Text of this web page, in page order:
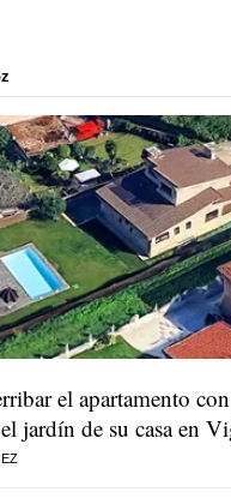
el apartamento
jardín de su casa en